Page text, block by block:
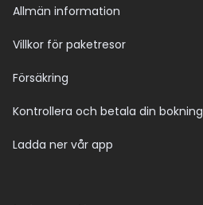
Allmän information
Villkor för paketresor
Försäkring
Kontrollera och betala din bokning
Ladda ner vår app